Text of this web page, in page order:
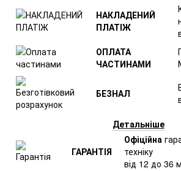
НАКЛАДЕНИЙ
ПЛАТІЖ
ОПЛАТА
ЧАСТИНАМИ
БЕЗНАЛ
Детальніше
ГАРАНТІЯ
Офіційна
техніку
від 12 до 36